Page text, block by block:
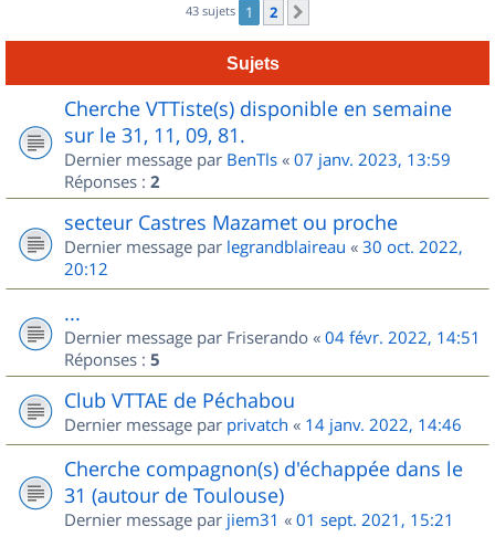
43 sujets 1 2
Sujets
Cherche VTTiste(s) disponible en semaine
sur le 31, 11, 09, 81.
Dernier message par BenTls « 07 janv. 2023, 13:59
Réponses : 2
secteur Castres Mazamet ou proche
Dernier message par legrandblaireau « 30 oct. 2022,
20:12
...
Dernier message par Friserando « 04 févr. 2022, 14:51
Réponses : 5
Club VTTAE de Péchabou
Dernier message par privatch « 14 janv. 2022, 14:46
Cherche compagnon(s) d'échappée dans le
31 (autour de Toulouse)
Dernier message par jiem31 « 01 sept. 2021, 15:21